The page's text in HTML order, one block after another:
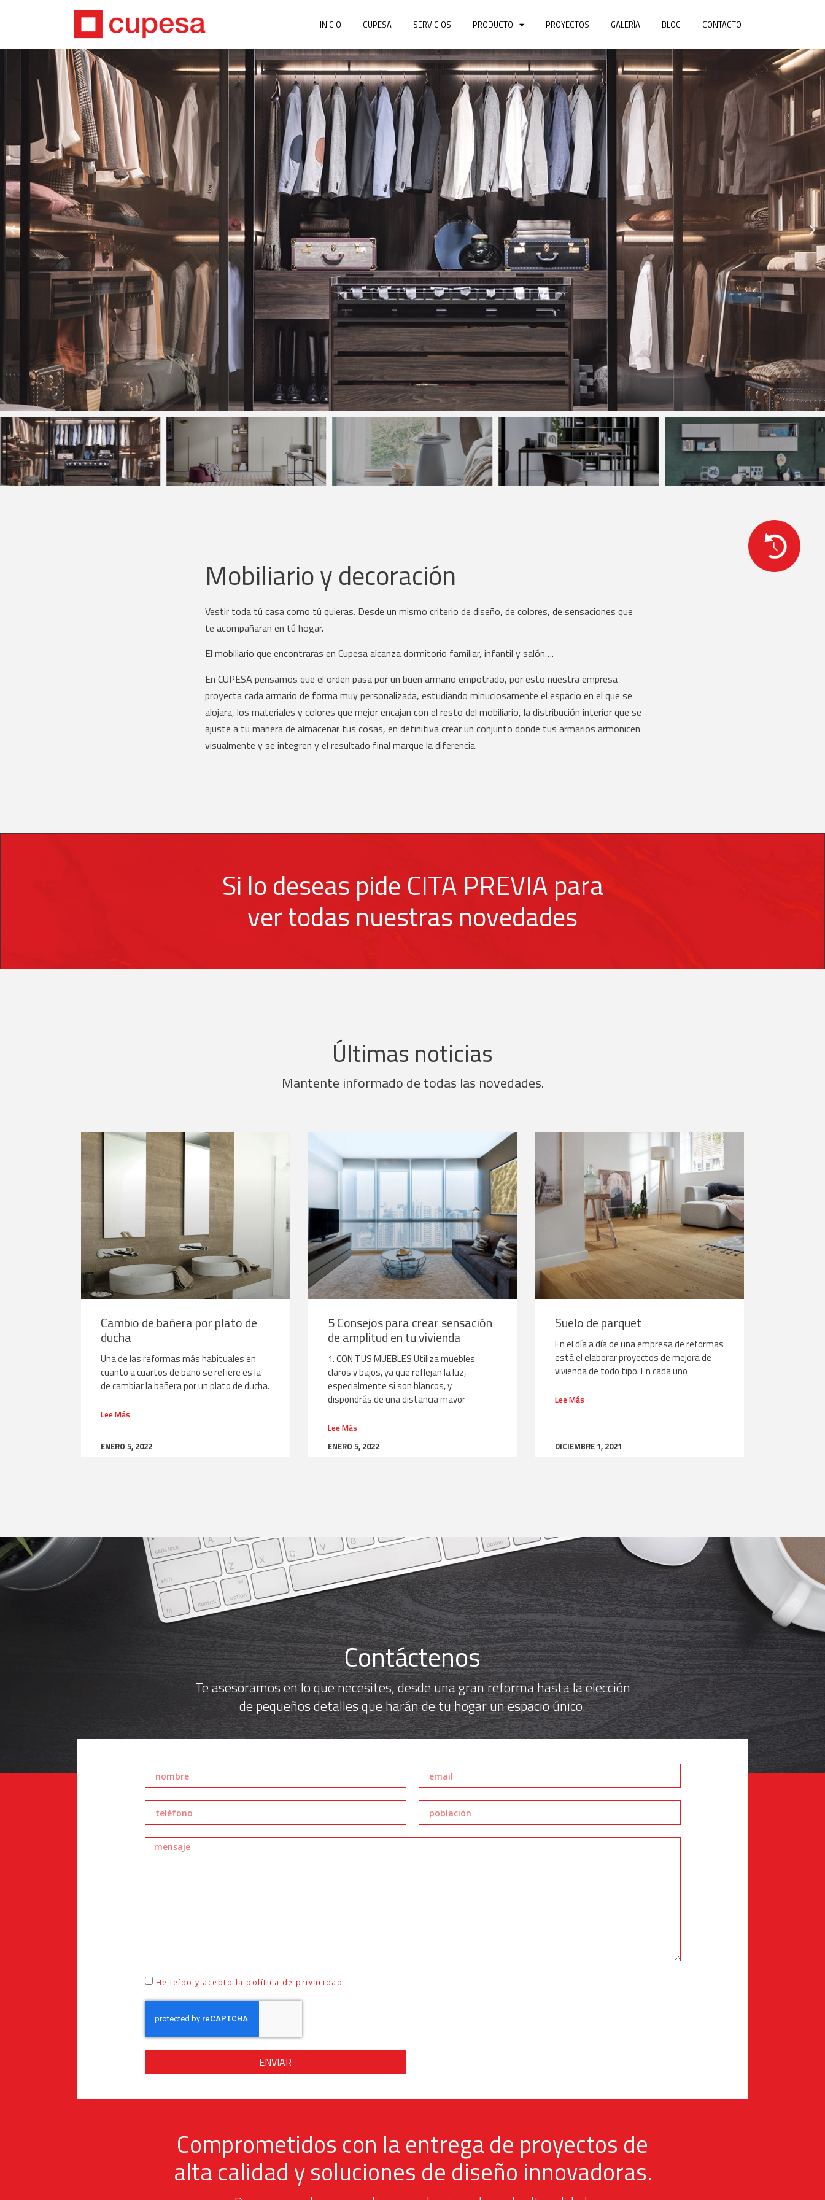
INICIO CUPESA SERVICIOS PRODUCTO PROYECTOS GALERÍA BLOG CONTACTO
Mobiliario y decoración
Vestir toda tú casa como tú quieras. Desde un mismo criterio de diseño, de colores, de sensaciones que
te acompañaran en tú hogar.
El mobiliario que encontraras en Cupesa alcanza dormitorio familiar, infantil y salón….
En CUPESA pensamos que el orden pasa por un buen armario empotrado, por esto nuestra empresa
proyecta cada armario de forma muy personalizada, estudiando minuciosamente el espacio en el que se
alojara, los materiales y colores que mejor encajan con el resto del mobiliario, la distribución interior que se
ajuste a tu manera de almacenar tus cosas, en definitiva crear un conjunto donde tus armarios armonicen
visualmente y se integren y el resultado final marque la diferencia.
Si lo deseas pide CITA PREVIA para
ver todas nuestras novedades
Últimas noticias
Mantente informado de todas las novedades.
Cambio de bañera por plato de
ducha
Una de las reformas más habituales en
cuanto a cuartos de baño se refiere es la
de cambiar la bañera por un plato de ducha.
Lee Más
ENERO 5, 2022
5 Consejos para crear sensación
de amplitud en tu vivienda
1. CON TUS MUEBLES Utiliza muebles
claros y bajos, ya que reflejan la luz,
especialmente si son blancos, y
dispondrás de una distancia mayor
Lee Más
ENERO 5, 2022
Suelo de parquet
En el día a día de una empresa de reformas
está el elaborar proyectos de mejora de
vivienda de todo tipo. En cada uno
Lee Más
DICIEMBRE 1, 2021
Contáctenos
Te asesoramos en lo que necesites, desde una gran reforma hasta la elección
de pequeños detalles que harán de tu hogar un espacio único.
He leído y acepto la política de privacidad
ENVIAR
Comprometidos con la entrega de proyectos de
alta calidad y soluciones de diseño innovadoras.